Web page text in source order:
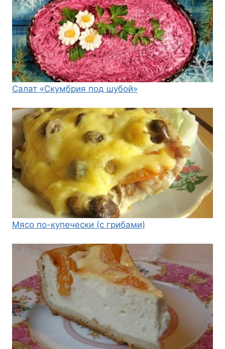
Салат «Скумбрия под шубой»
Мясо по-купечески (с грибами)